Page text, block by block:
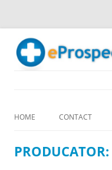
HOME CONTACT
PRODUCATOR: